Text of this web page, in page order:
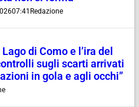
07:41 Redazione
di Como e l’ira del
sugli scarti arrivati
in gola e agli occhi”